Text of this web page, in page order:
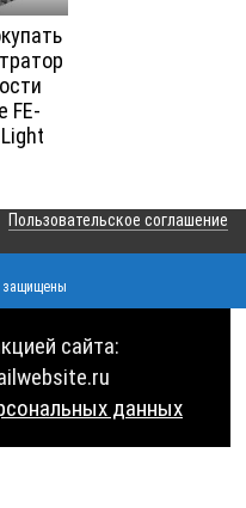
FE-
Пользовательское соглашение
защищены
сайта:
данных